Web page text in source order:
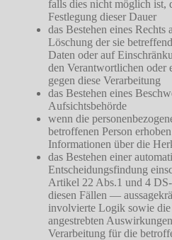
falls dies nicht möglich ist,
Festlegung dieser Dauer
das Bestehen eines
Löschung der sie
Daten oder auf
den Verantwortlichen oder
gegen diese Verarbeitung
das Bestehen eines
Aufsichtsbehörde
wenn die
betroffenen Person
Informationen über die
das Bestehen einer
Entscheidungsfindung
Artikel 22 Abs.1 und 4
diesen Fällen —
involvierte Logik sowie
angestrebten
Verarbeitung für die